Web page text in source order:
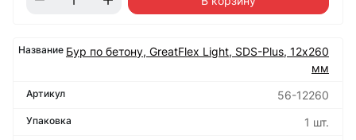
Бур по бетону, GreatFlex Light, SDS-Plus, 12х260
мм
56-12260
1 шт.